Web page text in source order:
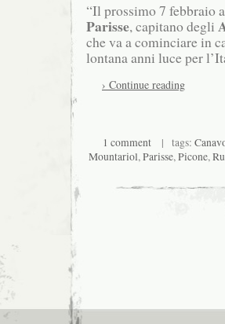
“Il prossimo 7 febbraio a
Parisse, capitano degli
che va a cominciare in
lontana anni luce per
› Continue reading
1 comment| tags:
Mountariol,Parisse,Picone,